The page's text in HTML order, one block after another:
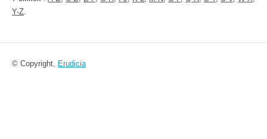
Y-Z.
© Copyright, Erudicia